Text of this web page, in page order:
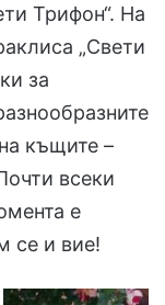
Трифон“. На
„Свети
за
къщите –
всеки
е
се и вие!